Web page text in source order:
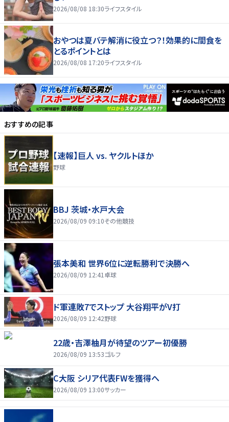
2026/08/08 18:30ライフスタイル
おやつは夏バテ解消に役立つ？！効果的に間食を
とるポイントとは
2026/08/08 17:20ライフスタイル
おすすめの記事
【速報】巨人 vs. ヤクルトほか
野球
BBJ 茨城・水戸大会
2026/08/09 09:10その他競技
張本美和 世界6位に逆転勝利で決勝へ
2026/08/09 12:41 卓球
ド軍連敗7でストップ 大谷翔平がV打
2026/08/09 12:42野球
22歳・吉澤柚月が待望のツアー初優勝
2026/08/09 13:53ゴルフ
C大阪 シリア代表FWを獲得へ
2026/08/09 13:00サッカー